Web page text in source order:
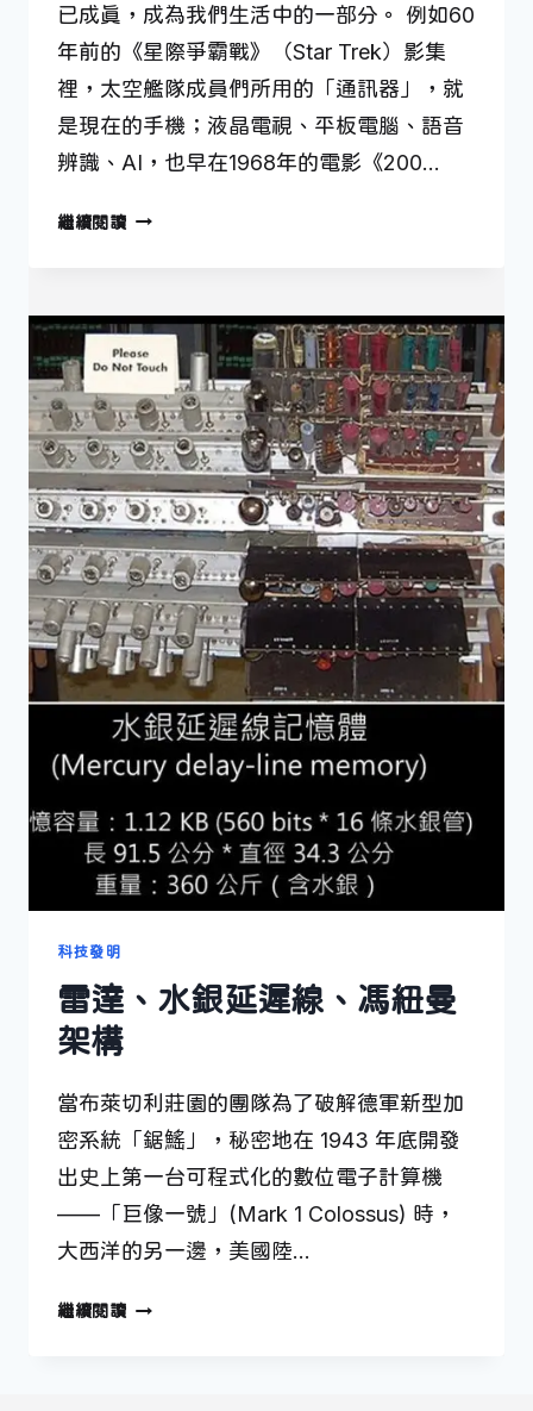
已成真，成為我們生活中的一部分。 例如60
年前的《星際爭霸戰》（Star Trek）影集
裡，太空艦隊成員們所用的「通訊器」，就
是現在的手機；液晶電視、平板電腦、語音
辨識、AI，也早在1968年的電影《200…
繼續閱讀石
儲
存
技
術
—
又
一
科
幻
預
言
成
真
科技發明
雷達、水銀延遲線、馮紐曼
架構
當布萊切利莊園的團隊為了破解德軍新型加
密系統「鋸鰩」，秘密地在 1943 年底開發
出史上第一台可程式化的數位電子計算機
——「巨像一號」(Mark 1 Colossus) 時，
大西洋的另一邊，美國陸…
繼續閱讀雷